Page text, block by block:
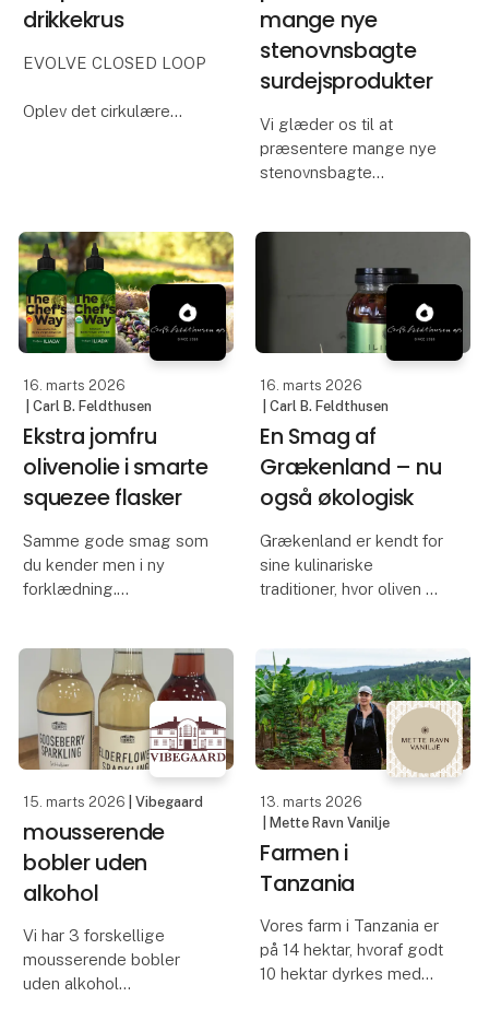
drikkekrus
EVOLVE CLOSED LOOP
Oplev det cirkulære
præsenterer vi offentligt
Evolve Closed Loop -
den komplette cirkulære
l
mange nye
stenovnsbagte
surdejsprodukter
Vi glæder os til at
præsentere mange nye
stenovnsbagte
bake-off og brød –
udviklet med fokus på
høj kvalitet, smag og
løsninger, der f
16. marts 2026
| Carl B. Feldthusen
Ekstra jomfru
olivenolie i smarte
squezee flasker
Samme gode smag som
du kender men i ny
forklædning.
spændende nyhed til
vores sortimentet: Den
velkendte ekstra jomfru
olivenolie i ny praktisk
squeeze flaske. Flasken
16. marts 2026
| Carl B. Feldthusen
En Smag af
Grækenland – nu
også økologisk
Grækenland er kendt for
sine kulinariske
traditioner, hvor oliven er
klassisk græsk
olivenmix byder på en
smagfuld oplevelse,
hvor den velkendte
mørke Kala
15. marts 2026 | Vibegaard
mousserende
bobler uden
alkohol
Vi har 3 forskellige
mousserende bobler
uden alkohol
13. marts 2026
| Mette Ravn Vanilje
Farmen i
Tanzania
Vores farm i Tanzania er
på 14 hektar, hvoraf godt
10 hektar dyrkes med